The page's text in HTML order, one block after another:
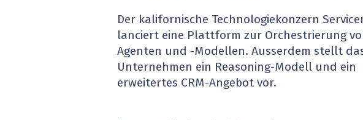
» alle News Gesundheit wird digital
EU-DSGVO
Der kalifornische Technologiekonzern
lanciert eine Plattform zur Orchestrierung
Agenten und -Modellen. Ausserdem stellt
Unternehmen ein Reasoning-Modell und ein
erweitertes CRM-Angebot vor.